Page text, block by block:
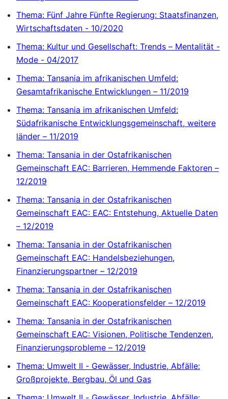
Thema: Fünf Jahre Fünfte Regierung: Staatsfinanzen,
Wirtschaftsdaten - 10/2020
Thema: Kultur und Gesellschaft: Trends – Mentalität -
Mode - 04/2017
Thema: Tansania im afrikanischen Umfeld:
Gesamtafrikanische Entwicklungen – 11/2019
Thema: Tansania im afrikanischen Umfeld:
Südafrikanische Entwicklungsgemeinschaft, weitere
länder – 11/2019
Thema: Tansania in der Ostafrikanischen
Gemeinschaft EAC: Barrieren, Hemmende Faktoren –
12/2019
Thema: Tansania in der Ostafrikanischen
Gemeinschaft EAC: EAC: Entstehung, Aktuelle Daten
– 12/2019
Thema: Tansania in der Ostafrikanischen
Gemeinschaft EAC: Handelsbeziehungen,
Finanzierungspartner – 12/2019
Thema: Tansania in der Ostafrikanischen
Gemeinschaft EAC: Kooperationsfelder – 12/2019
Thema: Tansania in der Ostafrikanischen
Gemeinschaft EAC: Visionen, Politische Tendenzen,
Finanzierungsprobleme – 12/2019
Thema: Umwelt II - Gewässer, Industrie, Abfälle:
Großprojekte, Bergbau, Öl und Gas